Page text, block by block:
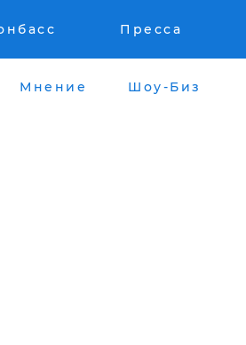
Пресса
Мнение Шоу-Биз